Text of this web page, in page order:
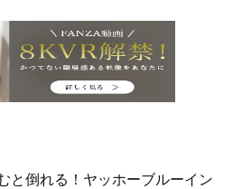
と倒れる！ヤッホーブルーイン